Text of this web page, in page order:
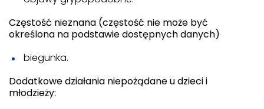
Częstość nieznana (częstość nie może być
określona na podstawie dostępnych danych)
biegunka.
Dodatkowe działania niepożądane u dzieci i
młodzieży: